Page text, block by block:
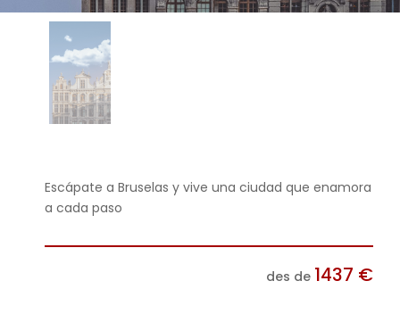
Escápate a Bruselas y vive una ciudad que enamora
a cada paso
des de 1437 €